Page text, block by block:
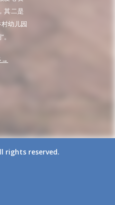
其二是
村幼儿园
→
rights reserved.